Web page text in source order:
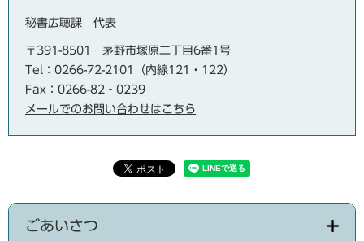
秘書広聴課 代表
〒391-8501
茅野市塚原二丁目6番1号
Tel：0266-72-2101（内線121・122）
Fax：0266-82‐0239
メールでのお問い合わせはこちら
ごあいさつ